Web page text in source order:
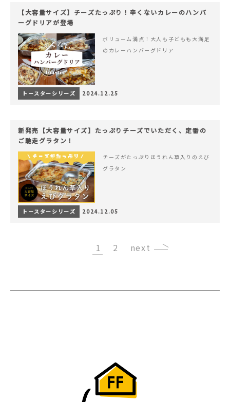
【大容量サイズ】チーズたっぷり！辛くないカレーのハンバ
ーグドリアが登場
ボリューム満点！大人も子どもも大満足
のカレーハンバーグドリア
トースターシリーズ 2024.12.25
新発売【大容量サイズ】たっぷりチーズでいただく、定番の
ご馳走グラタン！
チーズがたっぷりほうれん草入りのえび
グラタン
トースターシリーズ 2024.12.05
1 2 ›